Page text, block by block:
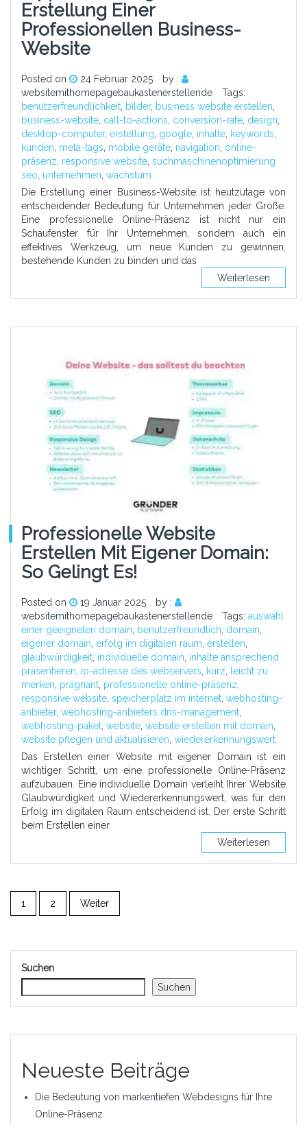
Erstellung Einer
Professionellen Business-
Website
Posted on 24 Februar 2025
by :
websitemithomepagebaukastenerstellende
Tags:
benutzerfreundlichkeit bilder, business website erstellen
business-website call-to-actions conversion-rate design
desktop-computer, erstellung google inhalte keywords
kunden meta-tags mobile geräte navigation online-
präsenz responsive website suchmaschinenoptimierung
seo unternehmen wachstum
Die Erstellung einer Business-Website ist heutzutage von
entscheidender Bedeutung für Unternehmen jeder Größe.
Eine professionelle Online-Präsenz ist nicht nur ein
Schaufenster für Ihr Unternehmen, sondern auch ein
effektives Werkzeug, um neue Kunden zu gewinnen,
bestehende Kunden zu binden und das
Weiterlesen
Professionelle Website
Erstellen Mit Eigener Domain:
So Gelingt Es!
Posted on 19 Januar 2025
by :
websitemithomepagebaukastenerstellende
Tags: auswahl
einer geeigneten domain
benutzerfreundlich domain
eigener domain erfolg im digitalen raum erstellen
glaubwürdigkeit individuelle domain inhalte ansprechend
präsentieren ip-adresse des webservers kurz
leicht zu
merken prägnant professionelle online-präsenz
responsive website speicherplatz im internet webhosting-
anbieter, webhosting-anbieters dns-management
webhosting-paket website website erstellen mit domain
website pflegen und aktualisieren wiedererkennungswert
Das Erstellen einer Website mit eigener Domain ist ein
wichtiger Schritt, um eine professionelle Online-Präsenz
aufzubauen. Eine individuelle Domain verleiht Ihrer Website
Glaubwürdigkeit und Wiedererkennungswert, was für den
Erfolg im digitalen Raum entscheidend ist. Der erste Schritt
beim Erstellen einer
Weiterlesen
1 2 Weiter
Suchen
Suchen
Neueste Beiträge
Die Bedeutung von markentiefen Webdesigns für Ihre
Online-Präsenz